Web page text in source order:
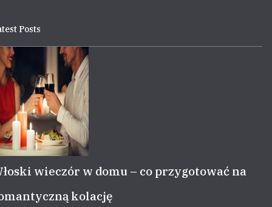
Posts
wieczór w domu – co przygotować na
kolację